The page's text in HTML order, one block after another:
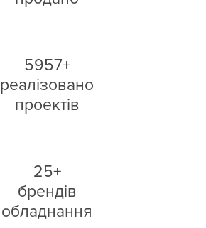
5957+
реалізовано
проектів
25+
брендів
обладнання